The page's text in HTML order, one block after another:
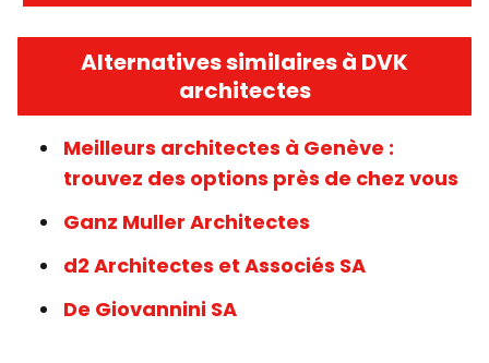
Alternatives similaires à DVK
architectes
Meilleurs architectes à Genève :
trouvez des options près de chez vous
Ganz Muller Architectes
d2 Architectes et Associés SA
De Giovannini SA